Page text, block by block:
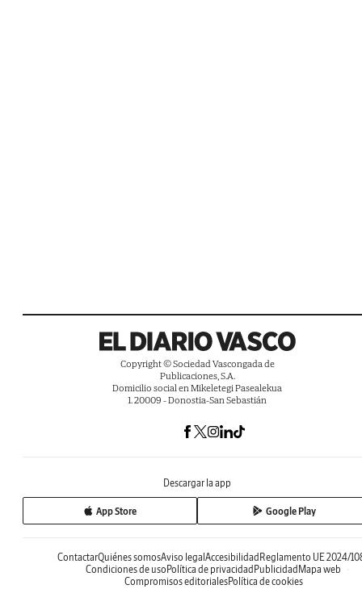
Copyright © Sociedad Vascongada de
Publicaciones, S.A.
Domicilio social en Mikeletegi Pasealekua
1. 20009 - Donostia-San Sebastián
Descargar la app
App Store Google Play
ContactarQuiénes somosAviso legal Accesibilidad Reglamento UE 2024/
Condiciones de uso Política de privacidad Publicidad Mapa web
Compromisos editorialesPolítica de cookies